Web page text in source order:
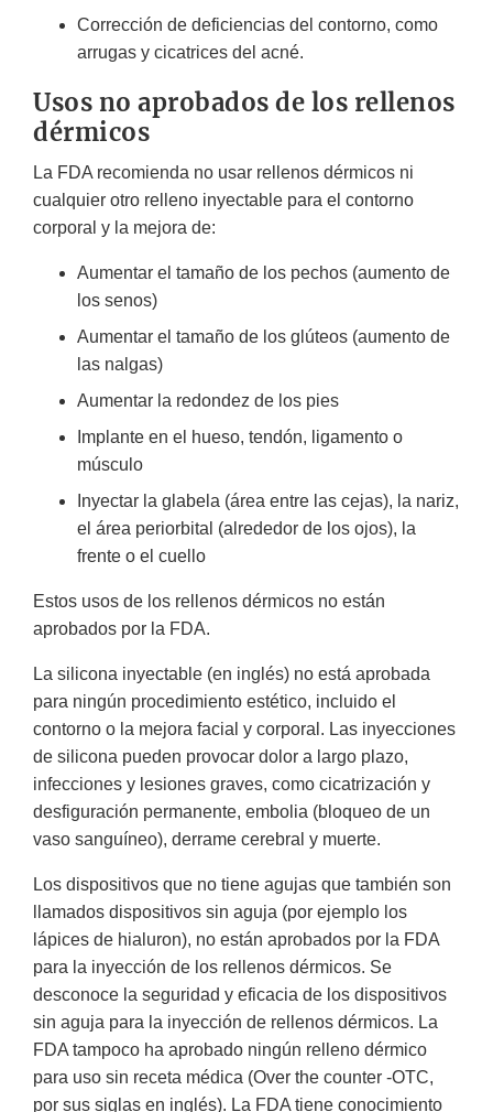
Corrección de deficiencias del contorno, como
arrugas y cicatrices del acné.
Usos no aprobados de los rellenos
dérmicos
La FDA recomienda no usar rellenos dérmicos ni
cualquier otro relleno inyectable para el contorno
corporal y la mejora de:
Aumentar el tamaño de los pechos (aumento de
los senos)
Aumentar el tamaño de los glúteos (aumento de
las nalgas)
Aumentar la redondez de los pies
Implante en el hueso, tendón, ligamento o
músculo
Inyectar la glabela (área entre las cejas), la nariz,
el área periorbital (alrededor de los ojos), la
frente o el cuello
Estos usos de los rellenos dérmicos no están
aprobados por la FDA.
La silicona inyectable (en inglés) no está aprobada
para ningún procedimiento estético, incluido el
contorno o la mejora facial y corporal. Las inyecciones
de silicona pueden provocar dolor a largo plazo,
infecciones y lesiones graves, como cicatrización y
desfiguración permanente, embolia (bloqueo de un
vaso sanguíneo), derrame cerebral y muerte.
Los dispositivos que no tiene agujas que también son
llamados dispositivos sin aguja (por ejemplo los
lápices de hialuron), no están aprobados por la FDA
para la inyección de los rellenos dérmicos. Se
desconoce la seguridad y eficacia de los dispositivos
sin aguja para la inyección de rellenos dérmicos. La
FDA tampoco ha aprobado ningún relleno dérmico
para uso sin receta médica (Over the counter -OTC,
por sus siglas en inglés). La FDA tiene conocimiento